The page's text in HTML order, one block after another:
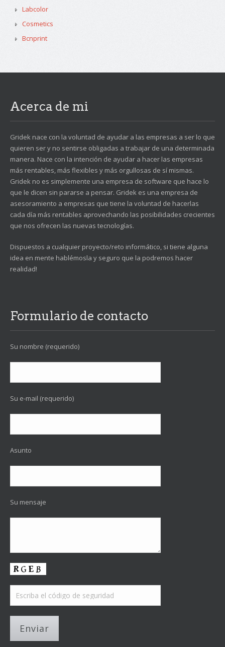
Labcolor
Cosmetics
Bcnprint
Acerca de mi
Gridek nace con la voluntad de ayudar a las empresas a ser lo que
quieren ser y no sentirse obligadas a trabajar de una determinada
manera. Nace con la intención de ayudar a hacer las empresas
más rentables, más flexibles y más orgullosas de sí mismas.
Gridek no es simplemente una empresa de software que hace lo
que le dicen sin pararse a pensar. Gridek es una empresa de
asesoramiento a empresas que tiene la voluntad de hacerlas
cada día más rentables aprovechando las posibilidades crecientes
que nos ofrecen las nuevas tecnologías.
Dispuestos a cualquier proyecto/reto informático, si tiene alguna
idea en mente hablémosla y seguro que la podremos hacer
realidad!
Formulario de contacto
Su nombre (requerido)
Su e-mail (requerido)
Asunto
Su mensaje